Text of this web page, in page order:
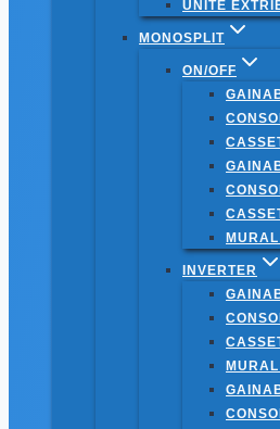
UNITÉ
MONOSPLIT
ON/OFF
INVERTER
MURAL